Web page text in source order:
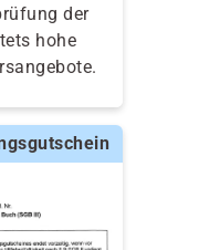
der
hohe